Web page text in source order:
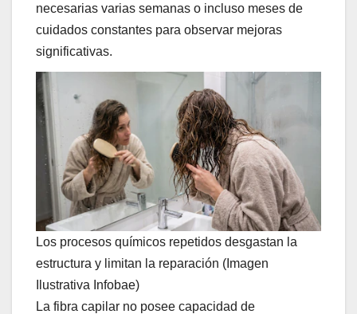
necesarias varias semanas o incluso meses de
cuidados constantes para observar mejoras
significativas.
Los procesos químicos repetidos desgastan la
estructura y limitan la reparación (Imagen
Ilustrativa Infobae)
La fibra capilar no posee capacidad de